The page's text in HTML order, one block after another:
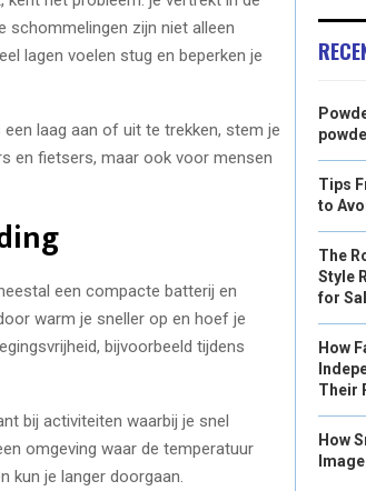
schommelingen zijn niet alleen
lagen voelen stug en beperken je
laag aan of uit te trekken, stem je
en fietsers, maar ook voor mensen
een compacte batterij en
warm je sneller op en hoef je
bijvoorbeeld tijdens
bij activiteiten waarbij je snel
omgeving waar de temperatuur
kun je langer doorgaan.
Tips
to
The
Style
for
How
Their
How